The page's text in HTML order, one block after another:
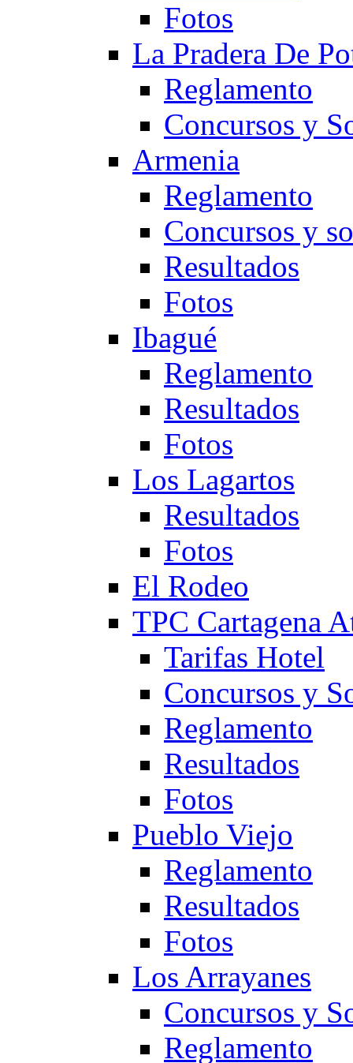
Fotos
La Pradera De
Reglamento
Concursos y
Armenia
Reglamento
Concursos y
Resultados
Fotos
Ibagué
Reglamento
Resultados
Fotos
Los Lagartos
Resultados
Fotos
El Rodeo
TPC Cartagena
Tarifas Hotel
Concursos y
Reglamento
Resultados
Fotos
Pueblo Viejo
Reglamento
Resultados
Fotos
Los Arrayanes
Concursos y
Reglamento